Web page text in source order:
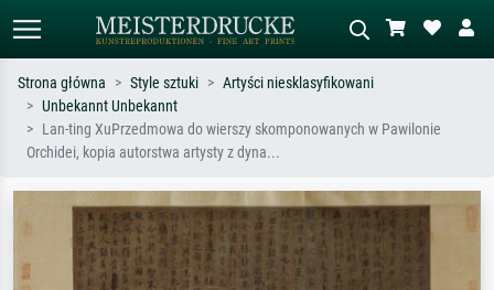
Wyszukiwanie standardowe Wyszukiwanie obrazów AI
Szukaj wg artysty, tytułu lub stylu – np.
impresjonizm, fala Hokusaia, akt.
Opisz scenę – np. zielona łąka,
stojący akt obok drzewa.
Strona główna Style sztuki
Artyści niesklasyfikowani
Unbekannt Unbekannt
Lan-ting XuPrzedmowa do wierszy skomponowanych w Pawilonie
Orchidei, kopia autorstwa artysty z dyna...